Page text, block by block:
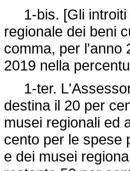
1-bis. [Gli introiti
regionale dei beni
comma, per l'anno
2019 nella
1-ter.
destina il 20 per
musei regionali ed
cento per le spese
e dei musei